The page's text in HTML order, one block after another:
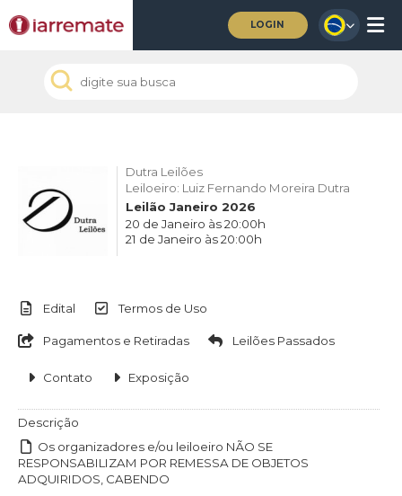
LOGIN
Dutra Leilões
Leiloeiro: Luiz Fernando Moreira Dutra
Leilão Janeiro 2026
20 de Janeiro às 20:00h
21 de Janeiro às 20:00h
Edital Termos de Uso
Pagamentos e Retiradas Leilões Passados
Contato Exposição
Descrição
Os organizadores e/ou leiloeiro NÃO SE
RESPONSABILIZAM POR REMESSA DE OBJETOS
ADQUIRIDOS, CABENDO